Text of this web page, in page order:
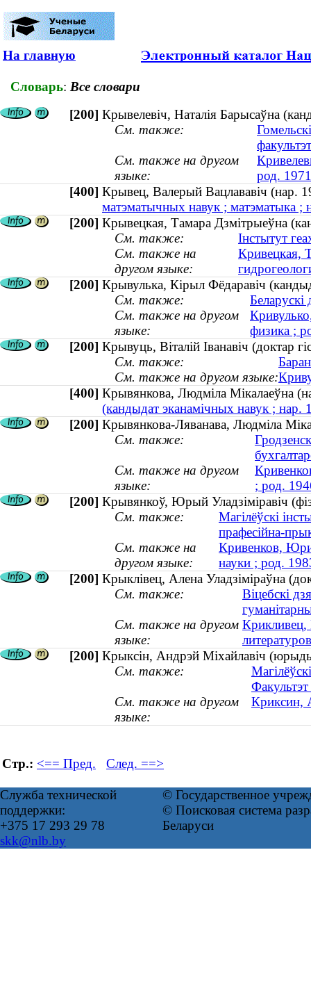
На главную
Словарь: Все словари
[200] Крывелевіч, Наталія Барысаўна
См. также:
факультэт
См. также на другом
языке:
род.
[400] Крывец, Валерый Вацлававiч
матэматычных навук ; матэматыка ;
[200] Крывецкая, Тамара Дзмітрыеўна
См. также:
Інстытут
См. также на
другом языке:
Кривецкая,
[200] Крывулька, Кiрыл Фёдаравiч
См. также:
Беларускі
См. также на другом
языке:
физика ;
[200] Крывуць, Віталій Іванавіч (доктар
См. также:
См. также на другом языке:
[400] Крывянкова, Людміла Мікалаеўна
(кандыдат эканамічных навук ; нар.
[200] Крывянкова-Ляванава, Людміла
См. также:
См. также на другом
языке:
; род.
[200] Крывянкоў, Юрый Уладзіміравіч
См. также:
Магілёўскі
прафесійна-
См. также на
другом языке:
Кривенков,
науки ; род.
[200] Крыклівец, Алена Уладзіміраўна
См. также:
Віцебскі
См. также на другом
языке:
Крикливец,
[200] Крыксін, Андрэй Міхайлавіч
См. также:
Факультэт
См. также на другом
языке:
Криксин,
Стр.: <== Пред. След. ==>
Служба технической
поддержки:
+375 17 293 29 78
skk@nlb.by
© Государственное
© Поисковая система
Беларуси